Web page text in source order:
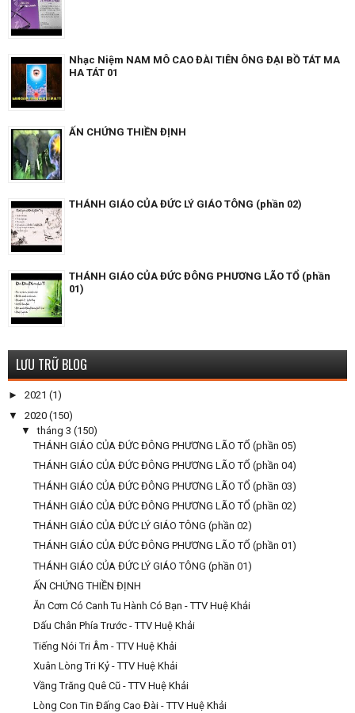
Nhạc Niệm NAM MÔ CAO ĐÀI TIÊN ÔNG ĐẠI BỒ TÁT MA
HA TÁT 01
ẤN CHỨNG THIỀN ĐỊNH
THÁNH GIÁO CỦA ĐỨC LÝ GIÁO TÔNG (phần 02)
THÁNH GIÁO CỦA ĐỨC ĐÔNG PHƯƠNG LÃO TỔ (phần
01)
LƯU TRỮ BLOG
► 2021 (1)
▼ 2020 (150)
▼tháng 3 (150)
THÁNH GIÁO CỦA ĐỨC ĐÔNG PHƯƠNG LÃO TỔ (phần 05)
THÁNH GIÁO CỦA ĐỨC ĐÔNG PHƯƠNG LÃO TỔ (phần 04)
THÁNH GIÁO CỦA ĐỨC ĐÔNG PHƯƠNG LÃO TỔ (phần 03)
THÁNH GIÁO CỦA ĐỨC ĐÔNG PHƯƠNG LÃO TỔ (phần 02)
THÁNH GIÁO CỦA ĐỨC LÝ GIÁO TÔNG (phần 02)
THÁNH GIÁO CỦA ĐỨC ĐÔNG PHƯƠNG LÃO TỔ (phần 01)
THÁNH GIÁO CỦA ĐỨC LÝ GIÁO TÔNG (phần 01)
ẤN CHỨNG THIỀN ĐỊNH
Ăn Cơm Có Canh Tu Hành Có Bạn - TTV Huệ Khải
Dấu Chân Phía Trước - TTV Huệ Khải
Tiếng Nói Tri Âm - TTV Huệ Khải
Xuân Lòng Tri Kỷ - TTV Huệ Khải
Vầng Trăng Quê Cũ - TTV Huệ Khải
Lòng Con Tin Đấng Cao Đài - TTV Huệ Khải